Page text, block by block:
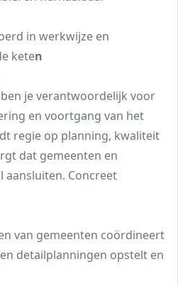
in werkwijze en
keten
je verantwoordelijk voor
en voortgang van het
regie op planning, kwaliteit
dat gemeenten en
aansluiten. Concreet
van gemeenten coördineert
detailplanningen opstelt en